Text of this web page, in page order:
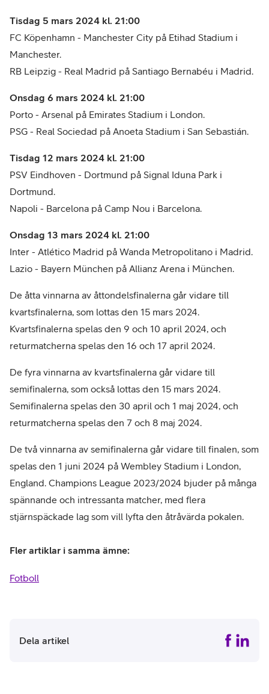
Tisdag 5 mars 2024 kl. 21:00
FC Köpenhamn - Manchester City på Etihad Stadium i
Manchester.
RB Leipzig - Real Madrid på Santiago Bernabéu i Madrid.
Onsdag 6 mars 2024 kl. 21:00
Porto - Arsenal på Emirates Stadium i London.
PSG - Real Sociedad på Anoeta Stadium i San Sebastián.
Tisdag 12 mars 2024 kl. 21:00
PSV Eindhoven - Dortmund på Signal Iduna Park i
Dortmund.
Napoli - Barcelona på Camp Nou i Barcelona.
Onsdag 13 mars 2024 kl. 21:00
Inter - Atlético Madrid på Wanda Metropolitano i Madrid.
Lazio - Bayern München på Allianz Arena i München.
De åtta vinnarna av åttondelsfinalerna går vidare till
kvartsfinalerna, som lottas den 15 mars 2024.
Kvartsfinalerna spelas den 9 och 10 april 2024, och
returmatcherna spelas den 16 och 17 april 2024.
De fyra vinnarna av kvartsfinalerna går vidare till
semifinalerna, som också lottas den 15 mars 2024.
Semifinalerna spelas den 30 april och 1 maj 2024, och
returmatcherna spelas den 7 och 8 maj 2024.
De två vinnarna av semifinalerna går vidare till finalen, som
spelas den 1 juni 2024 på Wembley Stadium i London,
England. Champions League 2023/2024 bjuder på många
spännande och intressanta matcher, med flera
stjärnspäckade lag som vill lyfta den åtråvärda pokalen.
Fler artiklar i samma ämne:
Fotboll
Dela artikel